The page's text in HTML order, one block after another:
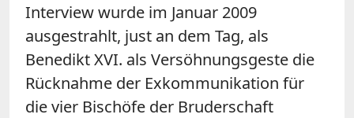
Interview wurde im Januar 2009
ausgestrahlt, just an dem Tag, als
Benedikt XVI. als Versöhnungsgeste die
Rücknahme der Exkommunikation für
die vier Bischöfe der Bruderschaft